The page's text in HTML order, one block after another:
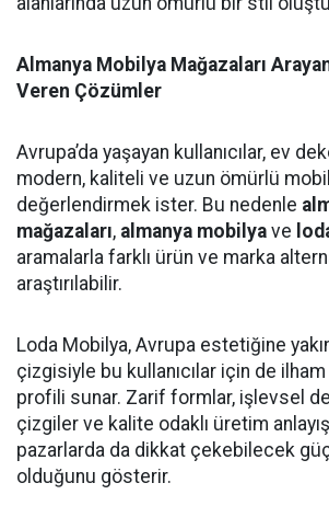
Almanya Mobilya Mağazaları
Veren Çözümler
Avrupa’da yaşayan kullanıcılar, ev
modern, kaliteli ve uzun ömürlü
değerlendirmek ister. Bu nedenle
mağazaları, almanya mobilya ve
aramalarla farklı ürün ve marka
araştırılabilir.
Loda Mobilya, Avrupa estetiğine
çizgisiyle bu kullanıcılar için de
profili sunar. Zarif formlar, işlevsel
çizgiler ve kalite odaklı üretim
pazarlarda da dikkat çekebilecek
olduğunu gösterir.